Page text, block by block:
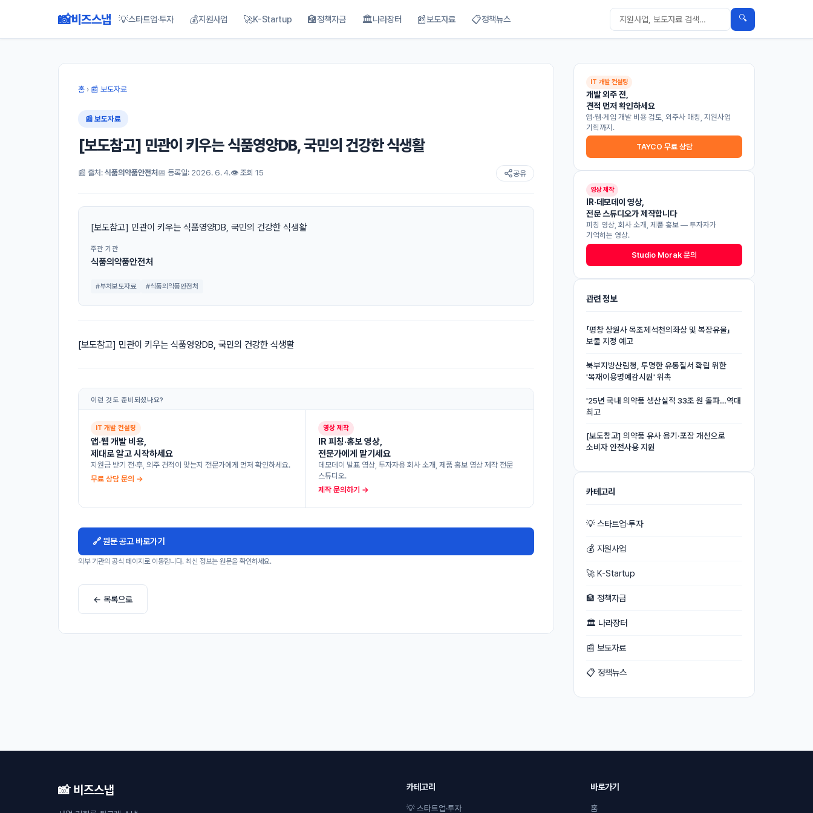
📸비즈스냅 💡스타트업·투자 💰지원사업 🚀K-Startup 🏦정책자금 🏛나라장터 📰보도자료 📋정책뉴스 🔍
홈 › 📰 보도자료
📰 보도자료
[보도참고] 민관이 키우는 식품영양DB, 국민의 건강한 식생활
📰 출처: 식품의약품안전처 📅 등록일: 2026. 6. 4.👁 조회 15 공유
[보도참고] 민관이 키우는 식품영양DB, 국민의 건강한 식생활
주관 기관
식품의약품안전처
#부처보도자료 #식품의약품안전처
[보도참고] 민관이 키우는 식품영양DB, 국민의 건강한 식생활
이런 것도 준비되셨나요?
IT 개발 컨설팅
앱·웹 개발 비용,
제대로 알고 시작하세요
지원금 받기 전·후, 외주 견적이 맞는지 전문가에게 먼저 확인하세요.
무료 상담 문의 →
영상 제작
IR 피칭·홍보 영상,
전문가에게 맡기세요
데모데이 발표 영상, 투자자용 회사 소개, 제품 홍보 영상 제작 전문
스튜디오.
제작 문의하기 →
🔗 원문 공고 바로가기
외부 기관의 공식 페이지로 이동합니다. 최신 정보는 원문을 확인하세요.
← 목록으로
IT 개발 컨설팅
개발 외주 전,
견적 먼저 확인하세요
앱·웹·게임 개발 비용 검토, 외주사 매칭, 지원사업
기획까지.
TAYCO 무료 상담
영상 제작
IR·데모데이 영상,
전문 스튜디오가 제작합니다
피칭 영상, 회사 소개, 제품 홍보 — 투자자가
기억하는 영상.
Studio Morak 문의
관련 정보
「평창 상원사 목조제석천의좌상 및 복장유물」
보물 지정 예고
북부지방산림청, 투명한 유통질서 확립 위한
'목재이용명예감시원' 위촉
'25년 국내 의약품 생산실적 33조 원 돌파…역대
최고
[보도참고] 의약품 유사 용기·포장 개선으로
소비자 안전사용 지원
카테고리
💡 스타트업·투자
💰 지원사업
🚀 K-Startup
🏦 정책자금
🏛 나라장터
📰 보도자료
📋 정책뉴스
📸 비즈스냅 카테고리
💡 스타트업·투자
바로가기
홈